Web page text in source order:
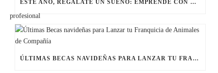
ESTE AÑO, REGÁLATE UN SUEÑO: EMPRENDE CON UNA FRANQUICIA DE EL PERRO FELIZ
ÚLTIMAS BECAS NAVIDEÑAS PARA LANZAR TU FRANQUICIA DE ANIMALES DE COMPAÑÍA